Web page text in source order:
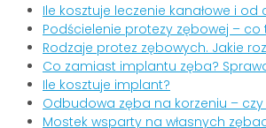
Ile kosztuje leczenie kanałowe i
Podścielenie protezy zębowej –
Rodzaje protez zębowych. Jakie
Co zamiast implantu zęba?
Ile kosztuje implant?
Odbudowa zęba na korzeniu –
Mostek wsparty na własnych